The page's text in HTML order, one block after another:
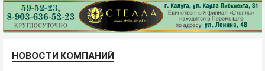
НОВОСТИ КОМПАНИЙ